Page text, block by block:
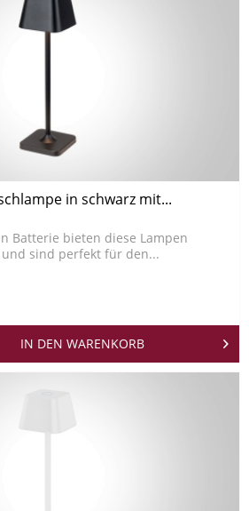
in schwarz mit...
Batterie bieten diese Lampen
sind perfekt für den...
IN DEN WARENKORB